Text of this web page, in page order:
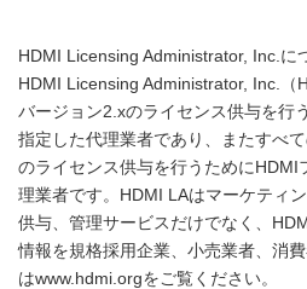
HDMI Licensing Administrator, Inc.に
HDMI Licensing Administrator, Inc.（
バージョン2.xのライセンス供与を行
指定した代理業者であり、またすべ
のライセンス供与を行うためにHDMI
理業者です。HDMI LAはマーケティ
供与、管理サービスだけでなく、
情報を規格採用企業、小売業者、消
はwww.hdmi.orgをご覧ください。